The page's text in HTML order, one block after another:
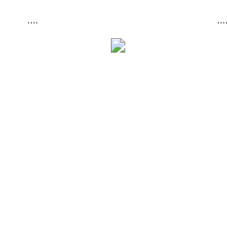
.... ....